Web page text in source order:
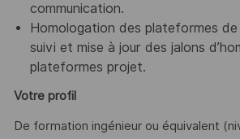
communication.
Homologation des plateformes
suivi et mise à jour des jalons
plateformes projet.
Votre profil
De formation ingénieur ou équivalent